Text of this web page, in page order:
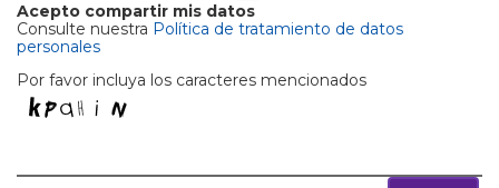
Acepto compartir mis datos
Consulte nuestra Política de tratamiento de datos
personales
Por favor incluya los caracteres mencionados